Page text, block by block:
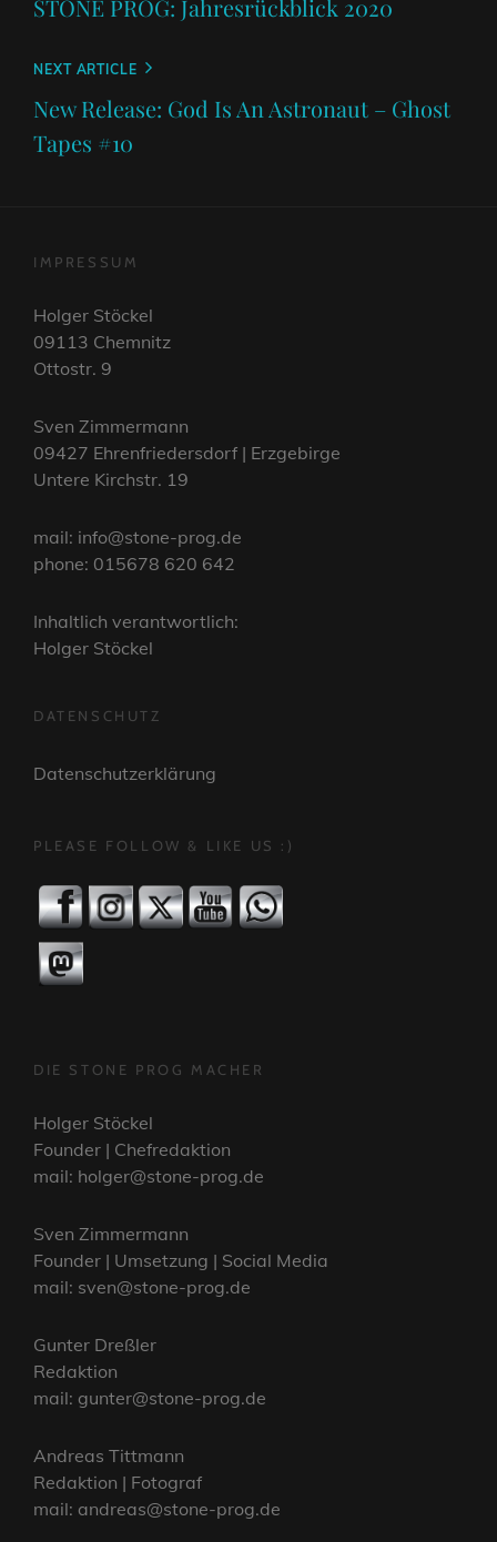
STONE PROG: Jahresrückblick 2020
Next
NEXT ARTICLE
New Release: God Is An Astronaut – Ghost
Tapes #10
IMPRESSUM
Holger Stöckel
09113 Chemnitz
Ottostr. 9
Sven Zimmermann
09427 Ehrenfriedersdorf | Erzgebirge
Untere Kirchstr. 19
mail: info@stone-prog.de
phone: 015678 620 642
Inhaltlich verantwortlich:
Holger Stöckel
DATENSCHUTZ
Datenschutzerklärung
PLEASE FOLLOW & LIKE US :)
DIE STONE PROG MACHER
Holger Stöckel
Founder | Chefredaktion
mail: holger@stone-prog.de
Sven Zimmermann
Founder | Umsetzung | Social Media
mail: sven@stone-prog.de
Gunter Dreßler
Redaktion
mail: gunter@stone-prog.de
Andreas Tittmann
Redaktion | Fotograf
mail: andreas@stone-prog.de